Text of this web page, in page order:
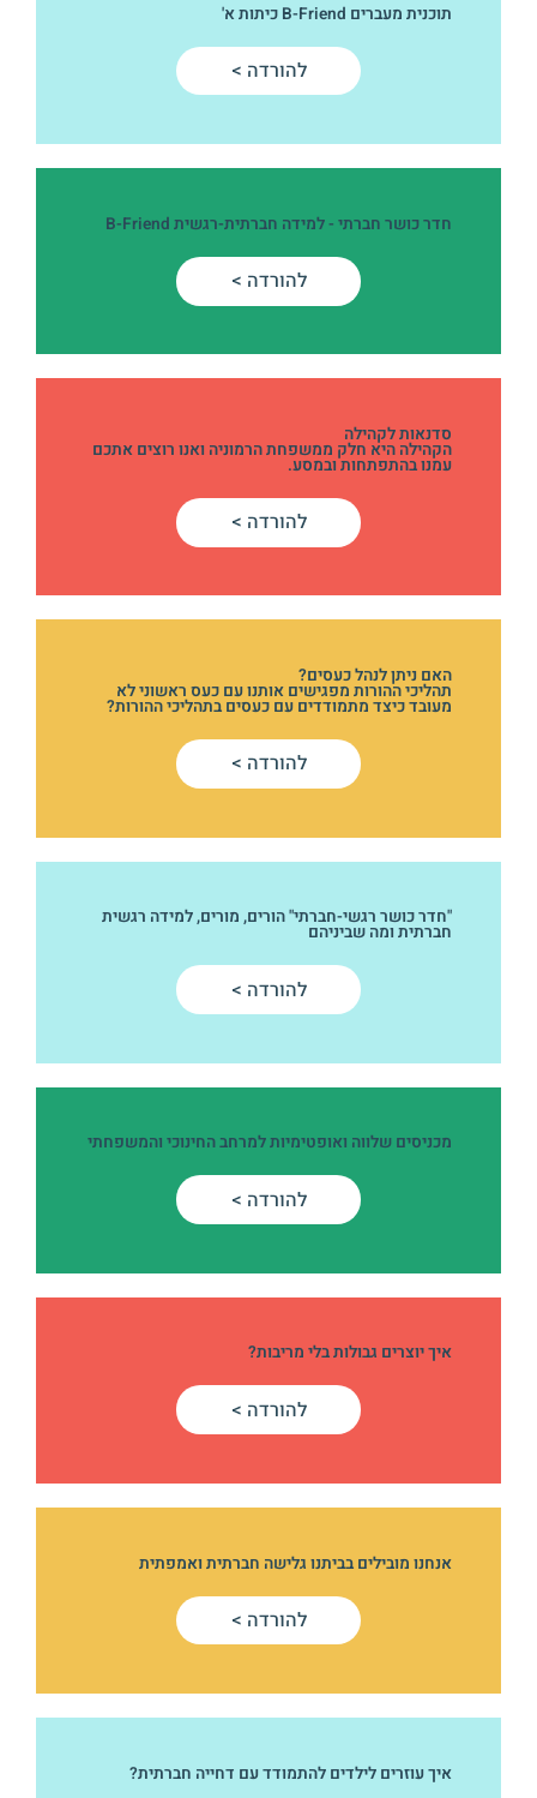
תוכנית מעברים B-Friend כיתות א'
להורדה >
חדר כושר חברתי - למידה חברתית-רגשית B-Friend
להורדה >
סדנאות לקהילה
הקהילה היא חלק ממשפחת הרמוניה ואנו רוצים אתכם
עמנו בהתפתחות ובמסע.
להורדה >
האם ניתן לנהל כעסים?
תהליכי ההורות מפגישים אותנו עם כעס ראשוני לא
מעובד כיצד מתמודדים עם כעסים בתהליכי ההורות?
להורדה >
"חדר כושר רגשי-חברתי" הורים, מורים, למידה רגשית
חברתית ומה שביניהם
להורדה >
מכניסים שלווה ואופטימיות למרחב החינוכי והמשפחתי
להורדה >
איך יוצרים גבולות בלי מריבות?
להורדה >
אנחנו מובילים בביתנו גלישה חברתית ואמפתית
להורדה >
איך עוזרים לילדים להתמודד עם דחייה חברתית?